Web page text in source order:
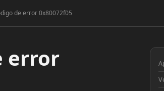
de error 0x80072f05
error